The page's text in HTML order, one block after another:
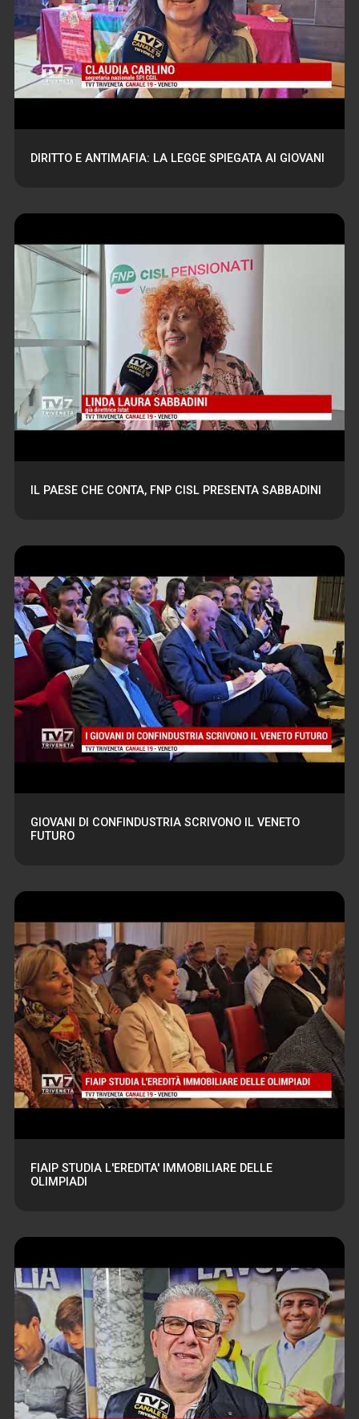
DIRITTO E ANTIMAFIA: LA LEGGE SPIEGATA AI GIOVANI
IL PAESE CHE CONTA, FNP CISL PRESENTA SABBADINI
GIOVANI DI CONFINDUSTRIA SCRIVONO IL VENETO
FUTURO
FIAIP STUDIA L'EREDITA' IMMOBILIARE DELLE
OLIMPIADI